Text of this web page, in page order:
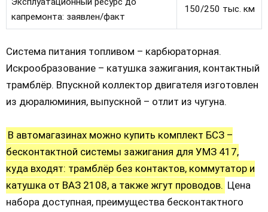
капремонта: заявлен/факт
150/250 тыс. км
Система питания топливом – карбюраторная.
Искрообразование – катушка зажигания, контактный
трамблёр. Впускной коллектор двигателя изготовлен
из дюралюминия, выпускной – отлит из чугуна.
В автомагазинах можно купить комплект БСЗ –
бесконтактной системы зажигания для УМЗ 417,
куда входят: трамблёр без контактов, коммутатор и
катушка от ВАЗ 2108, а также жгут проводов. Цена
набора доступная, преимущества бесконтактного